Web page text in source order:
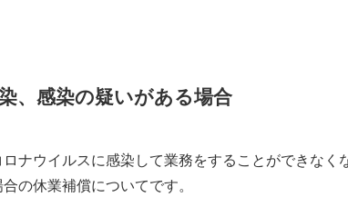
、感染の疑いがある場合
ナウイルスに感染して業務をすることができなく
の休業補償についてです。